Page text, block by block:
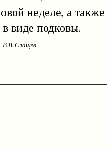
неделе, а
в виде подковы.
В.В. Слащёв